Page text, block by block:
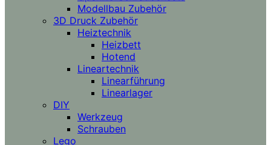
Modellbau Zubehör
3D Druck Zubehör
Heiztechnik
Heizbett
Hotend
Lineartechnik
Linearführung
Linearlager
DIY
Werkzeug
Schrauben
Lego